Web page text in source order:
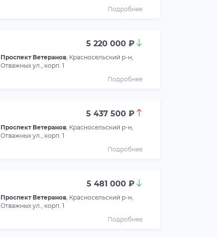
Подробнее
5 220 000 ₽
Проспект Ветеранов, Красносельский р-н,
Отважных ул., корп. 1
Подробнее
5 437 500 ₽
Проспект Ветеранов, Красносельский р-н,
Отважных ул., корп. 1
Подробнее
5 481 000 ₽
Проспект Ветеранов, Красносельский р-н,
Отважных ул., корп. 1
Подробнее